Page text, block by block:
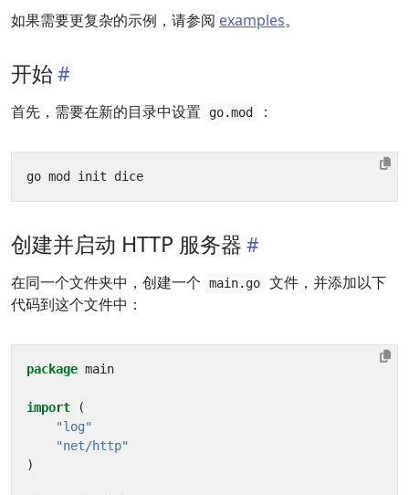
如果需要更复杂的示例，请参阅 examples。
开始
首先，需要在新的目录中设置 go.mod ：
创建并启动 HTTP 服务器
在同一个文件夹中，创建一个 main.go
文件，并添加以下
代码到这个文件中：
package main
import
(
"log"
"net/http"
)